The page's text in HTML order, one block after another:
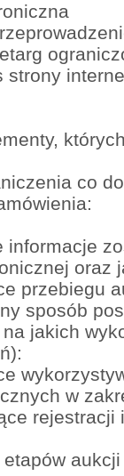
strony
co
informacje
oraz
przebiegu
sposób
jakich
w